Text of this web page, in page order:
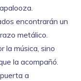
encontrarán un
metálico.
la música, sino
la acompañó.
a